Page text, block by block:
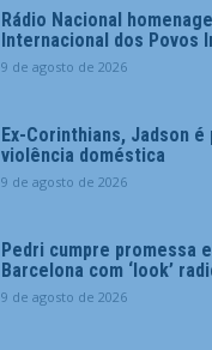
Rádio Nacional
Internacional dos Povos
9 de agosto de 2026
Ex-Corinthians, Jadson
violência doméstica
9 de agosto de 2026
Pedri cumpre promessa
Barcelona com ‘look’
9 de agosto de 2026